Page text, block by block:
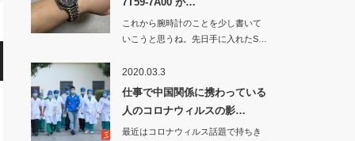
これから腕時計のことを少し書いて
いこうと思うね。先日手に入れたS…
2020.03.3
仕事で中国関係に携わっている
人のコロナウィルスの影…
最近はコロナウィルス話題で持ちき